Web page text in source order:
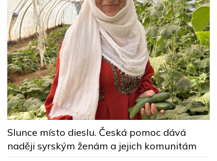
Slunce místo dieslu. Česká pomoc dává
naději syrským ženám a jejich komunitám